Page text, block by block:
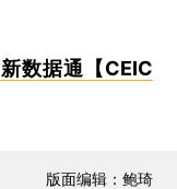
数据通【CEIC
版面编辑：鲍琦